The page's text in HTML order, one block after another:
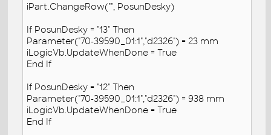
iPart.ChangeRow("", PosunDesky)
If PosunDesky = "13" Then
Parameter("70-39590_01:1","d2326") = 23 mm
iLogicVb.UpdateWhenDone = True
End If
If PosunDesky = "12" Then
Parameter("70-39590_01:1","d2326") = 938 mm
iLogicVb.UpdateWhenDone = True
End If